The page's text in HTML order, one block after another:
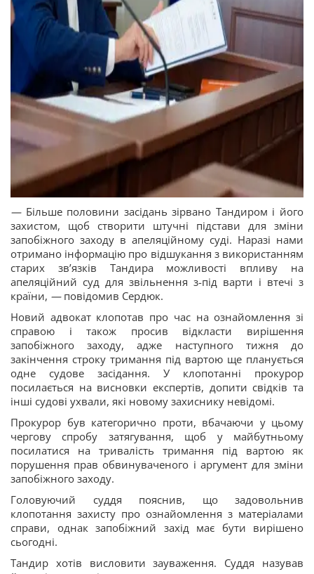
—Більше половини засідань зірвано Тандиром і його
захистом, щоб створити штучні підстави для зміни
запобіжного заходу в апеляційному суді. Наразі нами
отримано інформацію про відшукання з використанням
старих звʼязків Тандира можливості впливу на
апеляційний суд для звільнення з-під варти і втечі з
країни, —повідомив Сердюк.
Новий адвокат клопотав про час на ознайомлення зі
справою і також просив відкласти вирішення
запобіжного заходу, адже наступного тижня до
закінчення строку тримання під вартою ще планується
одне судове засідання. У клопотанні прокурор
посилається на висновки експертів, допити свідків та
інші судові ухвали, які новому захиснику невідомі.
Прокурор був категорично проти, вбачаючи у цьому
чергову спробу затягування, щоб у майбутньому
посилатися на тривалість тримання під вартою як
порушення прав обвинуваченого і аргумент для зміни
запобіжного заходу.
Головуючий суддя пояснив, що задовольнив
клопотання захисту про ознайомлення з матеріалами
справи, однак запобіжний захід має бути вирішено
сьогодні.
Тандир хотів висловити зауваження. Суддя назував